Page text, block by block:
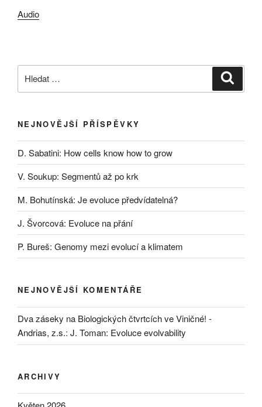
Audio
NEJNOVĚJŠÍ PŘÍSPĚVKY
D. Sabatini: How cells know how to grow
V. Soukup: Segmentů až po krk
M. Bohutínská: Je evoluce předvídatelná?
J. Švorcová: Evoluce na přání
P. Bureš: Genomy mezi evolucí a klimatem
NEJNOVĚJŠÍ KOMENTÁŘE
Dva záseky na Biologických čtvrtcích ve Viničné! -
Andrias, z.s.: J. Toman: Evoluce evolvability
ARCHIVY